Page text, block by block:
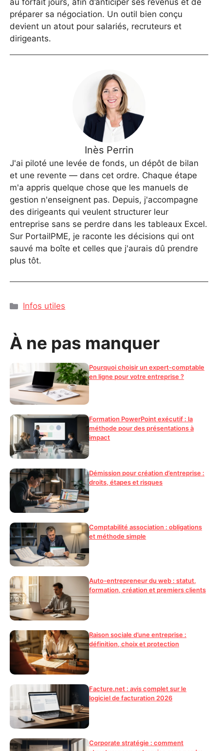
au forfait jours, afin d’anticiper ses revenus et de
préparer sa négociation. Un outil bien conçu
devient un atout pour salariés, recruteurs et
dirigeants.
Inès Perrin
J'ai piloté une levée de fonds, un dépôt de bilan
et une revente — dans cet ordre. Chaque étape
m'a appris quelque chose que les manuels de
gestion n'enseignent pas. Depuis, j'accompagne
des dirigeants qui veulent structurer leur
entreprise sans se perdre dans les tableaux Excel.
Sur PortailPME, je raconte les décisions qui ont
sauvé ma boîte et celles que j'aurais dû prendre
plus tôt.
Catégories
Infos utiles
À ne pas manquer
Pourquoi choisir un expert-comptable
en ligne pour votre entreprise ?
Formation PowerPoint exécutif : la
méthode pour des présentations à
impact
Démission pour création d’entreprise :
droits, étapes et risques
Comptabilité association : obligations
et méthode simple
Auto-entrepreneur du web : statut,
formation, création et premiers clients
Raison sociale d’une entreprise :
définition, choix et protection
Facture.net : avis complet sur le
logiciel de facturation 2026
Corporate stratégie : comment